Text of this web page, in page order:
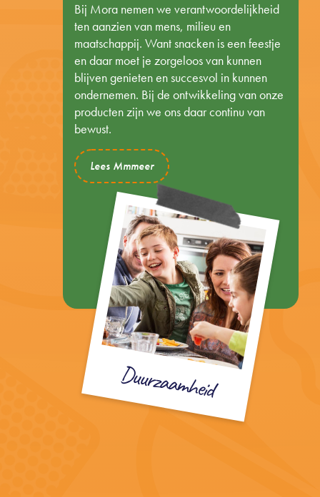
Bij Mora nemen we verantwoordelijkheid
ten aanzien van mens, milieu en
maatschappij. Want snacken is een feestje
en daar moet je zorgeloos van kunnen
blijven genieten en succesvol in kunnen
ondernemen. Bij de ontwikkeling van onze
producten zijn we ons daar continu van
bewust.
Lees Mmmeer
Duurzaamheid